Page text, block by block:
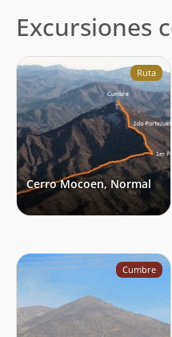
Excursiones
Ruta
Cerro Mocoen, Normal
Cumbre